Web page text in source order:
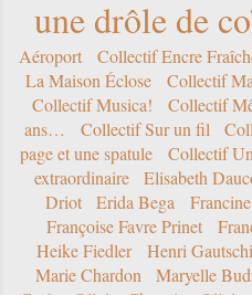
une drôle de
Aéroport
Collectif Encre
La Maison Éclose
Collectif
Collectif Musica!
Collectif
ans…
Collectif Sur un fil
page et une spatule
Collectif
extraordinaire
Elisabeth
Driot
Erida Bega
Françoise Favre Prinet
Heike Fiedler
Henri Gautschi
Marie Chardon
Maryelle